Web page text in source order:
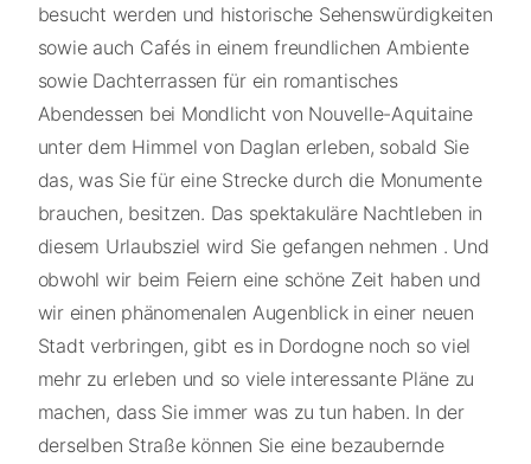
besucht werden und historische Sehenswürdigkeiten
sowie auch Cafés in einem freundlichen Ambiente
sowie Dachterrassen für ein romantisches
Abendessen bei Mondlicht von Nouvelle-Aquitaine
unter dem Himmel von Daglan erleben, sobald Sie
das, was Sie für eine Strecke durch die Monumente
brauchen, besitzen. Das spektakuläre Nachtleben in
diesem Urlaubsziel wird Sie gefangen nehmen . Und
obwohl wir beim Feiern eine schöne Zeit haben und
wir einen phänomenalen Augenblick in einer neuen
Stadt verbringen, gibt es in Dordogne noch so viel
mehr zu erleben und so viele interessante Pläne zu
machen, dass Sie immer was zu tun haben. In der
derselben Straße können Sie eine bezaubernde